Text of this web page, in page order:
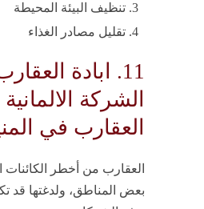
تنظيف البيئة المحيطة
تقليل مصادر الغذاء
11. ابادة
الشركة
العقارب في
العقارب من أخطر الكائنات
بعض المناطق، ولدغتها قد